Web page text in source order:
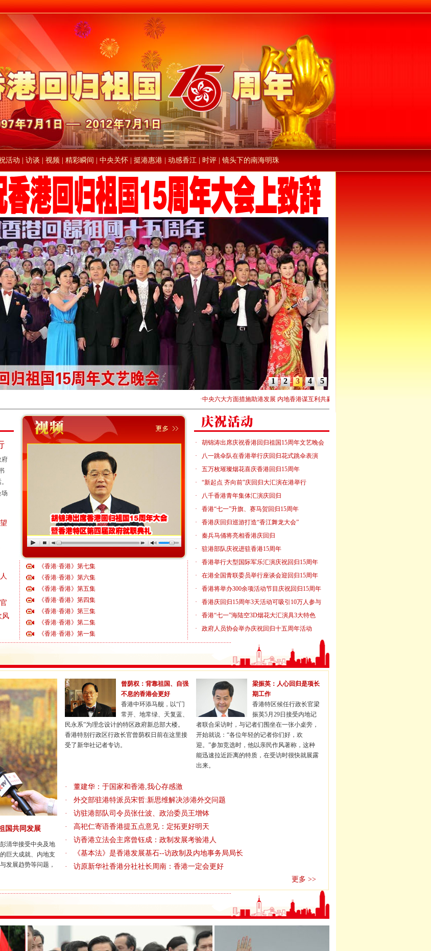
活动 访谈 视频 精彩瞬间 中央关怀 挺港惠港 动感香江 时评 镜头下的南海明珠
1 2 3 4 5
中央六大方面措施助港发展 内地香港谋互利共赢·中央政府出台加强内地与香港合作的政策
府
风
《香港·香港》第七集
《香港·香港》第六集
《香港·香港》第五集
《香港·香港》第四集
《香港·香港》第三集
《香港·香港》第二集
《香港·香港》第一集
·
胡锦涛出席庆祝香港回归祖国15周年文艺晚会
·
八一跳伞队在香港举行庆回归花式跳伞表演
·
五万枚璀璨烟花喜庆香港回归15周年
·
“新起点 齐向前”庆回归大汇演在港举行
·
八千香港青年集体汇演庆回归
·
香港“七一”升旗、赛马贺回归15周年
·
香港庆回归巡游打造“香江舞龙大会”
·
秦兵马俑将亮相香港庆回归
·
驻港部队庆祝进驻香港15周年
·
香港举行大型国际军乐汇演庆祝回归15周年
·
在港全国青联委员举行座谈会迎回归15周年
·
香港将举办300余项活动节目庆祝回归15周年
·
香港庆回归15周年3天活动可吸引10万人参与
·
香港“七一”海陆空3D烟花大汇演具3大特色
·
政府人员协会举办庆祝回归十五周年活动
国共同发展
清华接受中央及地
巨大成就、内地支
发展趋势等问题，
曾荫权：背靠祖国、自强
不息的香港会更好
香港中环添马舰，以“门
常开、地常绿、天复蓝、
民永系”为理念设计的特区政府新总部大楼。
香港特别行政区行政长官曾荫权日前在这里接
受了新华社记者专访。
梁振英：人心回归是项长
期工作
香港特区候任行政长官梁
振英5月29日接受内地记
者联合采访时，与记者们围坐在一张小桌旁，
开始就说：“各位年轻的记者你们好，欢
迎。”参加竞选时，他以亲民作风著称，这种
能迅速拉近距离的特质，在受访时很快就展露
出来。
·
董建华：于国家和香港,我心存感激
·
外交部驻港特派员宋哲:新思维解决涉港外交问题
·
访驻港部队司令员张仕波、政治委员王增钵
·
高祀仁寄语香港提五点意见：定拓更好明天
·
访香港立法会主席曾钰成：政制发展考验港人
·
《基本法》是香港发展基石--访政制及内地事务局局长
·
访原新华社香港分社社长周南：香港一定会更好
更多 >>